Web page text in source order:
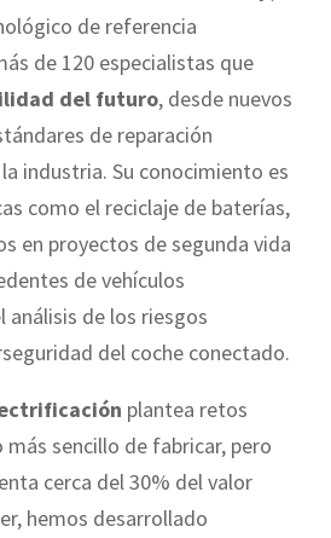
de referencia
de 120 especialistas que
del futuro, desde nuevos
de reparación
industria. Su conocimiento es
como el reciclaje de baterías,
en proyectos de segunda vida
de vehículos
análisis de los riesgos
del coche conectado.
plantea retos
más sencillo de fabricar, pero
cerca del 30% del valor
hemos desarrollado